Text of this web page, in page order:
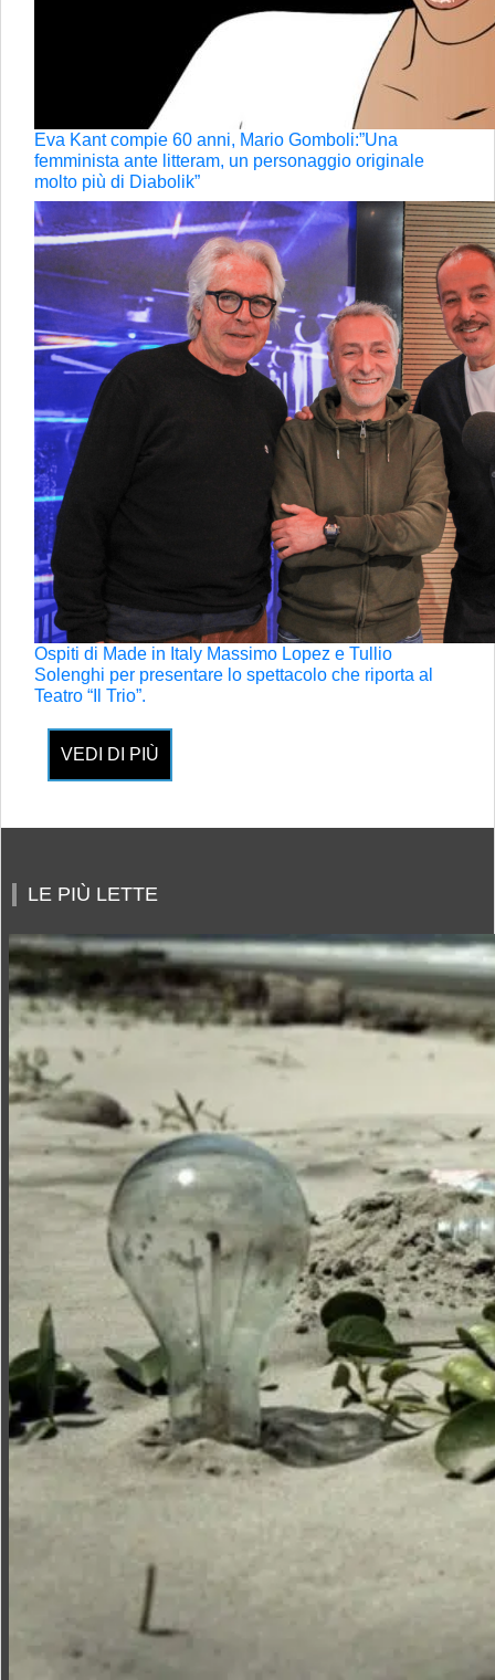
Eva Kant compie 60 anni, Mario Gomboli:”Una
femminista ante litteram, un personaggio originale
molto più di Diabolik”
Ospiti di Made in Italy Massimo Lopez e Tullio
Solenghi per presentare lo spettacolo che riporta al
Teatro “Il Trio”.
VEDI DI PIÙ
LE PIÙ LETTE